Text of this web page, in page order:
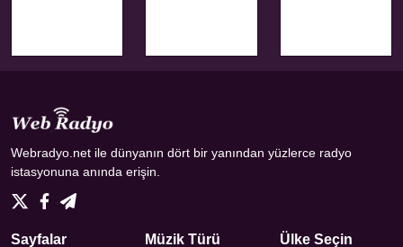
Webradyo.net ile dünyanın dört bir yanından yüzlerce radyo
istasyonuna anında erişin.
Sayfalar Müzik Türü Ülke Seçin